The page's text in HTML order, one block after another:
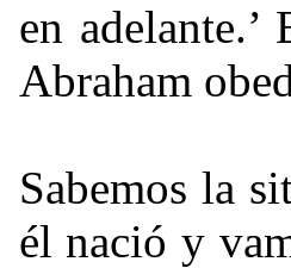
en adelante.’
Abraham
Sabemos la
él nació y